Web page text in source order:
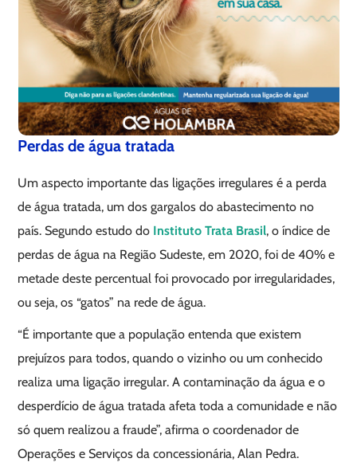
Perdas de água tratada
Um aspecto importante das ligações irregulares é a perda
de água tratada, um dos gargalos do abastecimento no
país. Segundo estudo do Instituto Trata Brasil, o índice de
perdas de água na Região Sudeste, em 2020, foi de 40% e
metade deste percentual foi provocado por irregularidades,
ou seja, os “gatos” na rede de água.
“É importante que a população entenda que existem
prejuízos para todos, quando o vizinho ou um conhecido
realiza uma ligação irregular. A contaminação da água e o
desperdício de água tratada afeta toda a comunidade e não
só quem realizou a fraude”, afirma o coordenador de
Operações e Serviços da concessionária, Alan Pedra.